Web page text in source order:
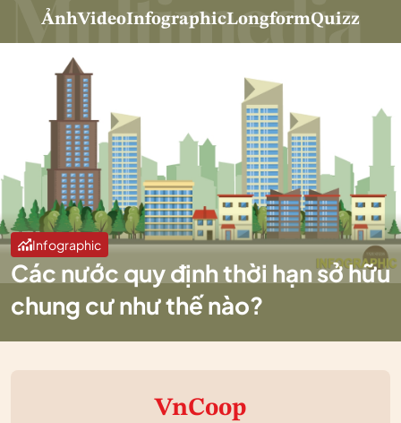
ẢnhVideoInfographicLongformQuizz
Infographic
Các nước quy định thời hạn sở hữu
chung cư như thế nào?
VnCoop